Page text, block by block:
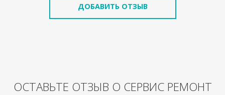
ДОБАВИТЬ ОТЗЫВ
ОСТАВЬТЕ ОТЗЫВ О СЕРВИС РЕМОНТ